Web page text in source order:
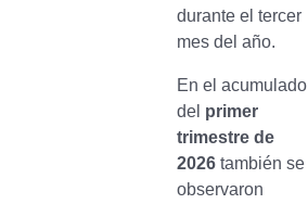
durante el tercer
mes del año.
En el acumulado
del primer
trimestre de
2026 también se
observaron